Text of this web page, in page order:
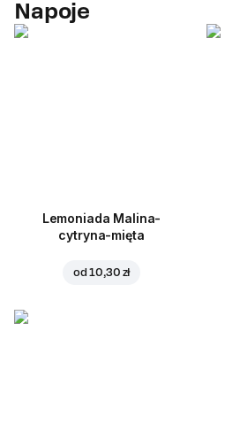
Napoje
Lemoniada Malina-
cytryna-mięta
od10,30 zł